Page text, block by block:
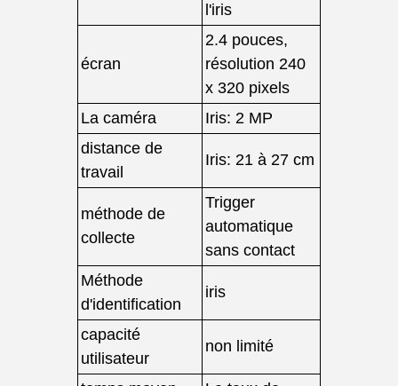
l'iris
écran
2.4 pouces,
résolution 240
x 320 pixels
La caméra
Iris: 2 MP
distance de
travail
Iris: 21 à 27 cm
méthode de
collecte
Trigger
automatique
sans contact
Méthode
d'identification
iris
capacité
utilisateur
non limité